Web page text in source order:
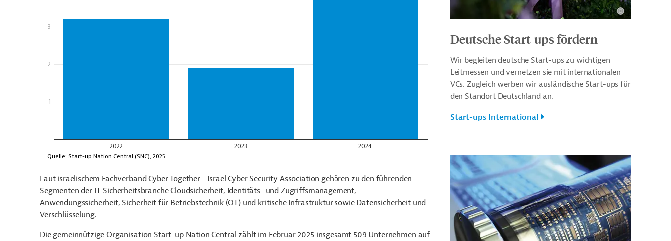
Laut israelischem Fachverband Cyber Together - Israel Cyber Security Association gehören zu den führenden
Segmenten der IT-Sicherheitsbranche Cloudsicherheit, Identitäts- und Zugriffsmanagement,
Anwendungssicherheit, Sicherheit für Betriebstechnik (OT) und kritische Infrastruktur sowie Datensicherheit und
Verschlüsselung.
Die gemeinnützige Organisation Start-up Nation Central zählt im Februar 2025 insgesamt 509 Unternehmen auf
Deutsche Start-ups fördern
Wir begleiten deutsche Start-ups zu wichtigen
Leitmessen und vernetzen sie mit internationalen
VCs. Zugleich werben wir ausländische Start-ups für
den Standort Deutschland an.
Start-ups International